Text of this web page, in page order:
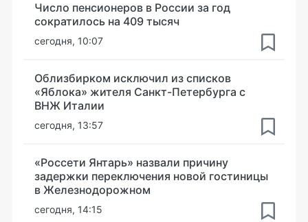
Число пенсионеров в России за год
сократилось на 409 тысяч
сегодня, 10:07
Облизбирком исключил из списков
«Яблока» жителя Санкт-Петербурга с
ВНЖ Италии
сегодня, 13:57
«Россети Янтарь» назвали причину
задержки переключения новой гостиницы
в Железнодорожном
сегодня, 14:15